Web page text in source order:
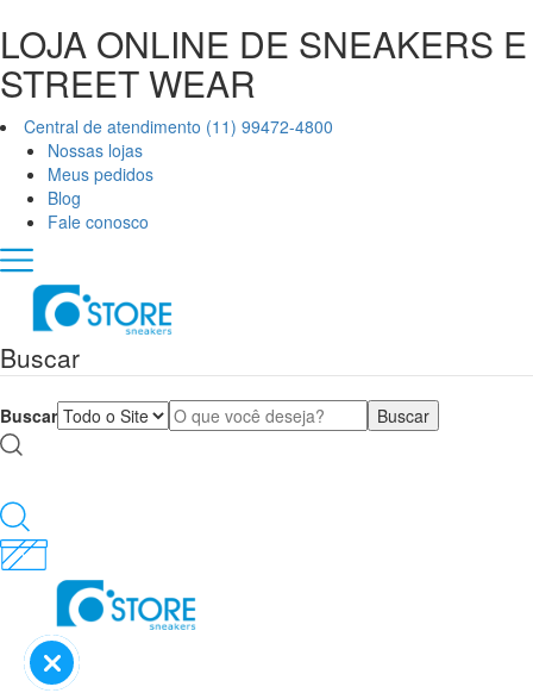
LOJA ONLINE DE SNEAKERS E
STREET WEAR
Central de atendimento (11) 99472-4800
Nossas lojas
Meus pedidos
Blog
Fale conosco
Buscar
Buscar